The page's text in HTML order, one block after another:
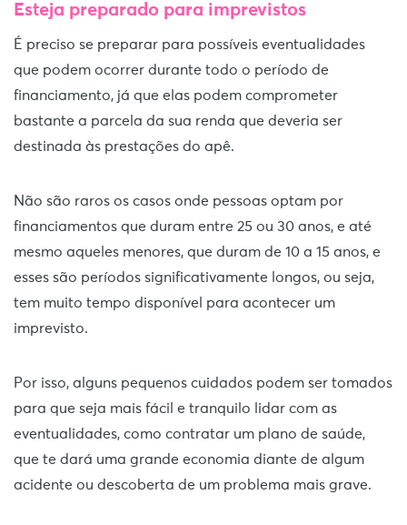
Esteja preparado para imprevistos
É preciso se preparar para possíveis eventualidades
que podem ocorrer durante todo o período de
financiamento, já que elas podem comprometer
bastante a parcela da sua renda que deveria ser
destinada às prestações do apê.
Não são raros os casos onde pessoas optam por
financiamentos que duram entre 25 ou 30 anos, e até
mesmo aqueles menores, que duram de 10 a 15 anos, e
esses são períodos significativamente longos, ou seja,
tem muito tempo disponível para acontecer um
imprevisto.
Por isso, alguns pequenos cuidados podem ser tomados
para que seja mais fácil e tranquilo lidar com as
eventualidades, como contratar um plano de saúde,
que te dará uma grande economia diante de algum
acidente ou descoberta de um problema mais grave.